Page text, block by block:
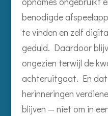
benodigde
te vinden en zelf
geduld. Daardoor
ongezien terwijl de
achteruitgaat. En dat
herinneringen
blijven — niet om in